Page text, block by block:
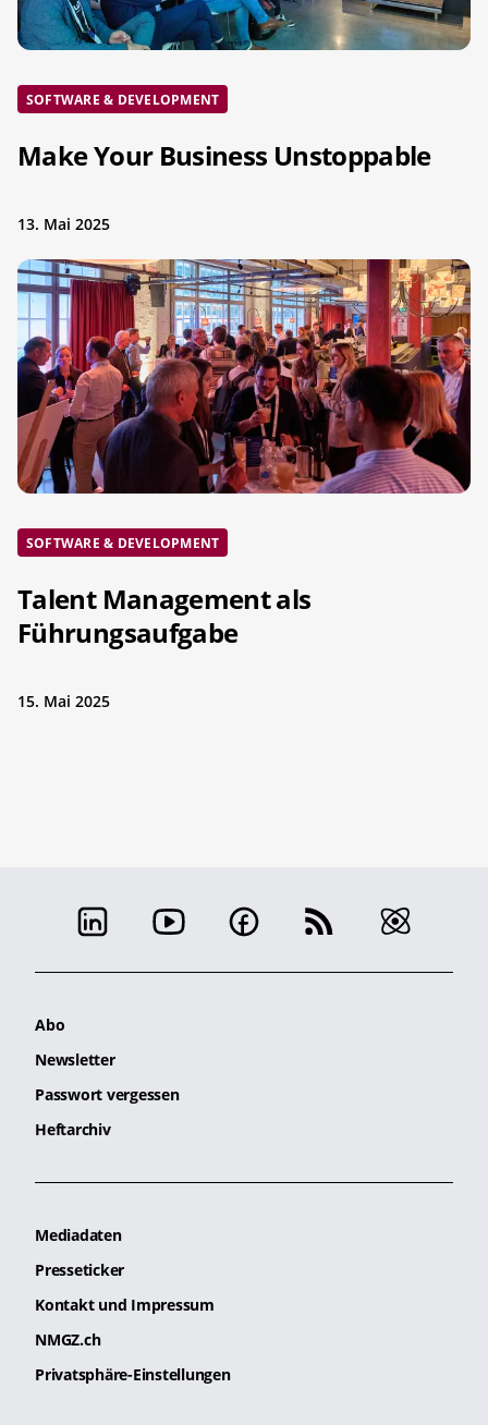
SOFTWARE & DEVELOPMENT
Make Your Business Unstoppable
13. Mai 2025
SOFTWARE & DEVELOPMENT
Talent Management als
Führungsaufgabe
15. Mai 2025
Abo
Newsletter
Passwort vergessen
Heftarchiv
Mediadaten
Presseticker
Kontakt und Impressum
NMGZ.ch
Privatsphäre-Einstellungen